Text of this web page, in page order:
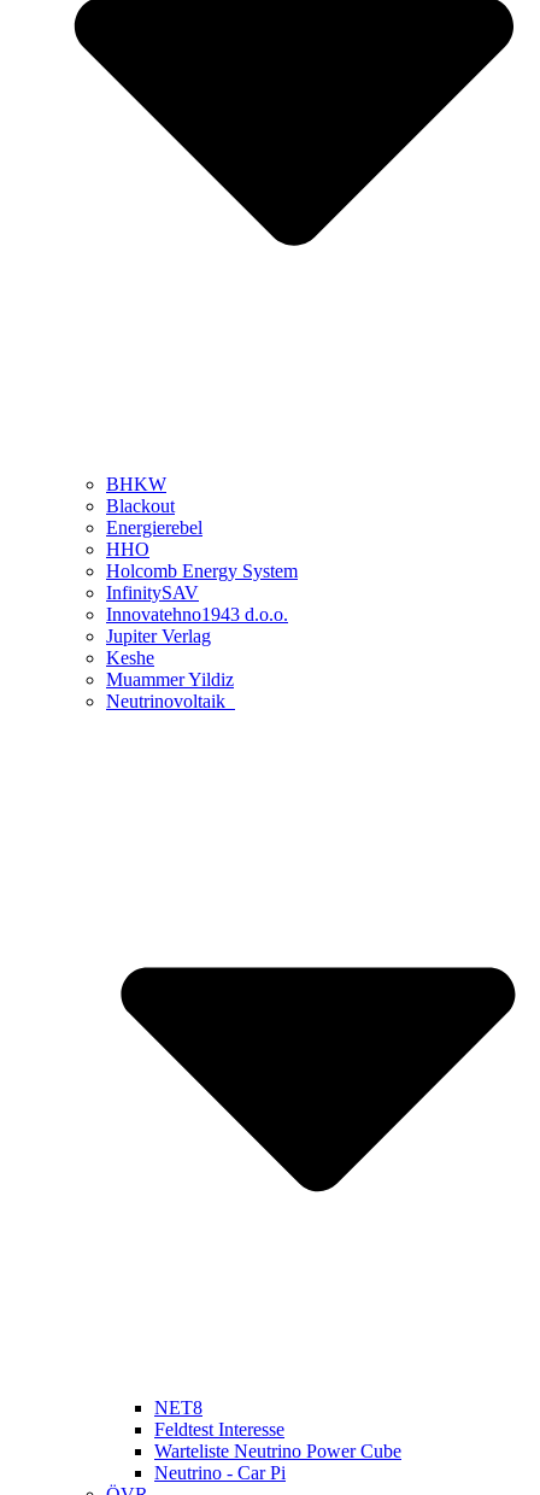
BHKW
Blackout
Energierebel
HHO
Holcomb Energy System
InfinitySAV
Innovatehno1943 d.o.o.
Jupiter Verlag
Keshe
Muammer Yildiz
Neutrinovoltaik
NET8
Feldtest Interesse
Warteliste Neutrino Power Cube
Neutrino - Car Pi